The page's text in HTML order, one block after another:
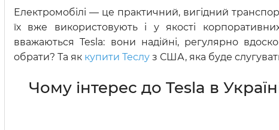
Електромобілі — це практичний, вигідний
їх вже використовують і у якості
вважаються Tesla: вони надійні, регулярно
обрати? Та як купити Теслу з США, яка буде
Чому інтерес до Tesla в